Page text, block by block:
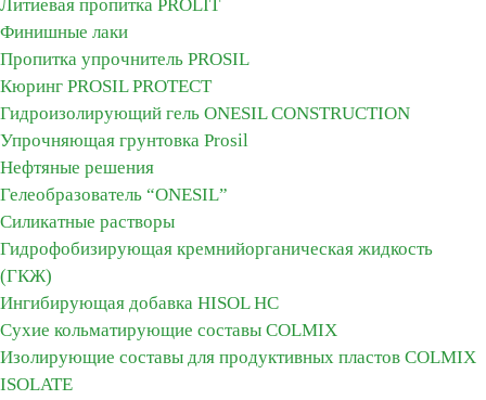
Литиевая пропитка PROLIT
Финишные лаки
Пропитка упрочнитель PROSIL
Кюринг PROSIL PROTECT
Гидроизолирующий гель ONESIL CONSTRUCTION
Упрочняющая грунтовка Prosil
Нефтяные решения
Гелеобразователь “ONESIL”
Силикатные растворы
Гидрофобизирующая кремнийорганическая жидкость
(ГКЖ)
Ингибирующая добавка HISOL HC
Сухие кольматирующие составы COLMIX
Изолирующие составы для продуктивных пластов CОLMIX
ISOLATE